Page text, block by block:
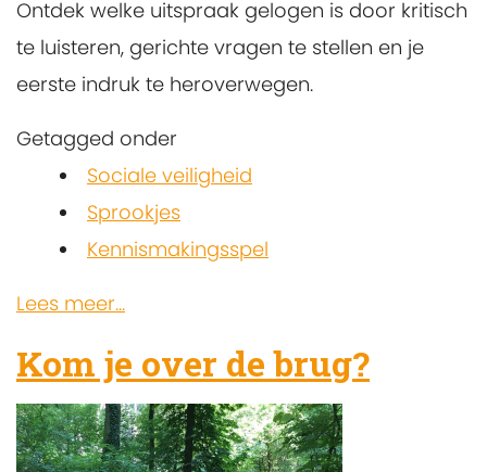
Ontdek welke uitspraak gelogen is door kritisch
te luisteren, gerichte vragen te stellen en je
eerste indruk te heroverwegen.
Getagged onder
Sociale veiligheid
Sprookjes
Kennismakingsspel
Lees meer...
Kom je over de brug?